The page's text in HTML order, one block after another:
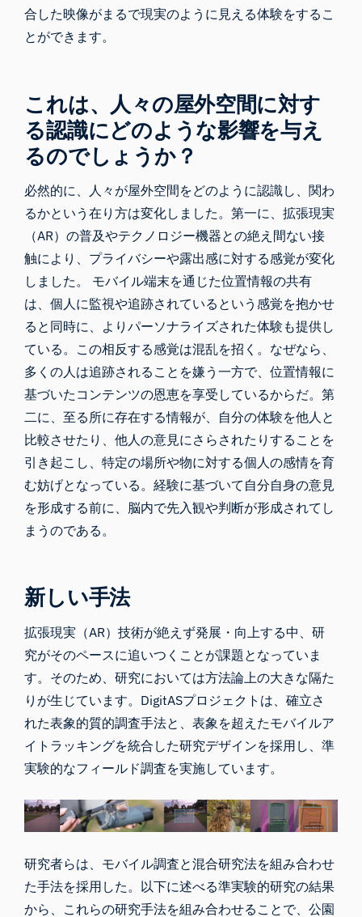
合した映像がまるで現実のように見える体験をするこ
とができます。
これは、人々の屋外空間に対す
る認識にどのような影響を与え
るのでしょうか？
必然的に、人々が屋外空間をどのように認識し、関わ
るかという在り方は変化しました。第一に、拡張現実
（AR）の普及やテクノロジー機器との絶え間ない接
触により、プライバシーや露出感に対する感覚が変化
しました。 モバイル端末を通じた位置情報の共有
は、個人に監視や追跡されているという感覚を抱かせ
ると同時に、よりパーソナライズされた体験も提供し
ている。この相反する感覚は混乱を招く。なぜなら、
多くの人は追跡されることを嫌う一方で、位置情報に
基づいたコンテンツの恩恵を享受しているからだ。第
二に、至る所に存在する情報が、自分の体験を他人と
比較させたり、他人の意見にさらされたりすることを
引き起こし、特定の場所や物に対する個人の感情を育
む妨げとなっている。経験に基づいて自分自身の意見
を形成する前に、脳内で先入観や判断が形成されてし
まうのである。
新しい手法
拡張現実（AR）技術が絶えず発展・向上する中、研
究がそのペースに追いつくことが課題となっていま
す。そのため、研究においては方法論上の大きな隔た
りが生じています。DigitASプロジェクトは、確立さ
れた表象的質的調査手法と、表象を超えたモバイルア
イトラッキングを統合した研究デザインを採用し、準
実験的なフィールド調査を実施しています。
研究者らは、モバイル調査と混合研究法を組み合わせ
た手法を採用した。以下に述べる準実験的研究の結果
から、これらの研究手法を組み合わせることで、公園